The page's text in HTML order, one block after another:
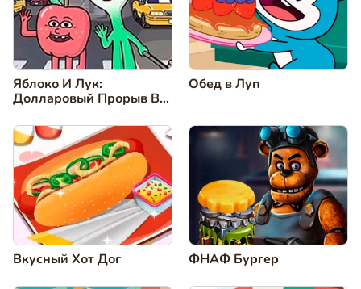
Яблоко И Лук:
Долларовый Прорыв В
Обед в Луп
Вкусный Хот Дог ФНАФ Бургер